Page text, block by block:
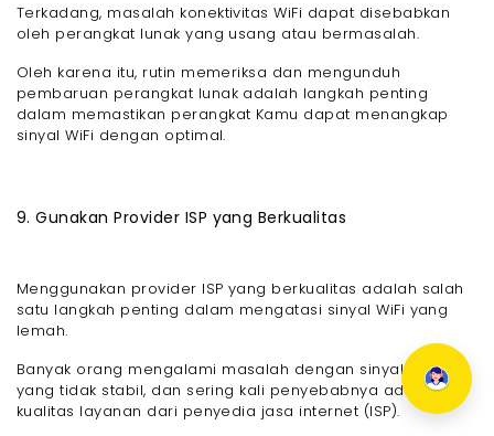
Terkadang, masalah konektivitas WiFi dapat disebabkan
oleh perangkat lunak yang usang atau bermasalah.
Oleh karena itu, rutin memeriksa dan mengunduh
pembaruan perangkat lunak adalah langkah penting
dalam memastikan perangkat Kamu dapat menangkap
sinyal WiFi dengan optimal.
9. Gunakan Provider ISP yang Berkualitas
Menggunakan provider ISP yang berkualitas adalah salah
satu langkah penting dalam mengatasi sinyal WiFi yang
lemah.
Banyak orang mengalami masalah dengan sinyal WiFi
yang tidak stabil, dan sering kali penyebabnya adalah
kualitas layanan dari penyedia jasa internet (ISP).